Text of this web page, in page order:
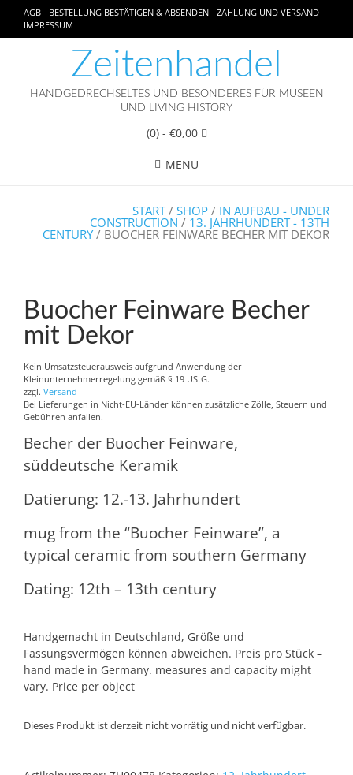
AGB BESTELLUNG BESTÄTIGEN & ABSENDEN
ZAHLUNG UND VERSAND
IMPRESSUM
Zeitenhandel
HANDGEDRECHSELTES UND BESONDERES FÜR MUSEEN
UND LIVING HISTORY
(0)- €0,00
MENU
START/ SHOP / IN AUFBAU - UNDER
CONSTRUCTION / 13. JAHRHUNDERT - 13TH
CENTURY/ BUOCHER FEINWARE BECHER MIT DEKOR
Buocher Feinware Becher
mit Dekor
Kein Umsatzsteuerausweis aufgrund Anwendung der
Kleinunternehmerregelung gemäß § 19 UStG.
zzgl. Versand
Bei Lieferungen in Nicht-EU-Länder können zusätzliche Zölle, Steuern und
Gebühren anfallen.
Becher der Buocher Feinware,
süddeutsche Keramik
Datierung: 12.-13. Jahrhundert
mug from the “Buocher Feinware”, a
typical ceramic from southern Germany
Dating: 12th – 13th century
Handgemacht in Deutschland, Größe und
Fassungsvermögen können abweichen. Preis pro Stück –
hand made in Germany. measures and capacity might
vary. Price per object
Dieses Produkt ist derzeit nicht vorrätig und nicht verfügbar.